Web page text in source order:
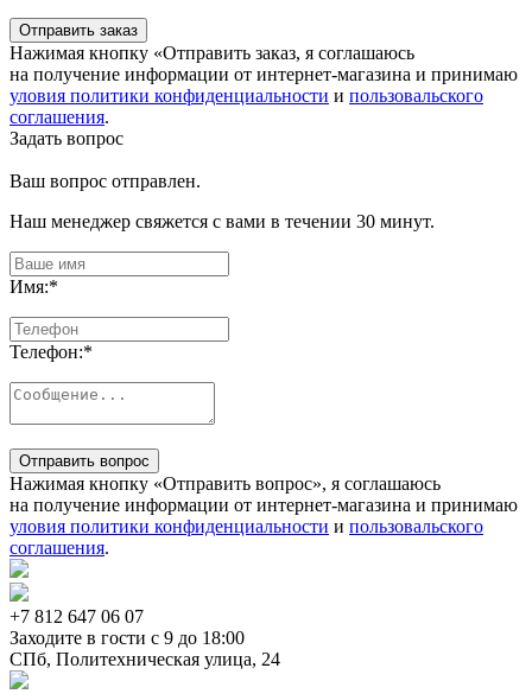
Отправить заказ
Нажимая кнопку «Отправить заказ, я соглашаюсь
на получение информации от интернет-магазина и принимаю
уловия политики конфиденциальности и пользовальского
соглашения.
Задать вопрос
Ваш вопрос отправлен.
Наш менеджер свяжется с вами в течении 30 минут.
Имя:*
Телефон:*
Отправить вопрос
Нажимая кнопку «Отправить вопрос», я соглашаюсь
на получение информации от интернет-магазина и принимаю
уловия политики конфиденциальности и пользовальского
соглашения.
+7 812 647 06 07
Заходите в гости c 9 до 18:00
СПб, Политехническая улица, 24